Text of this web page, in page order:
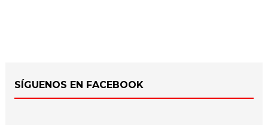
SÍGUENOS EN FACEBOOK